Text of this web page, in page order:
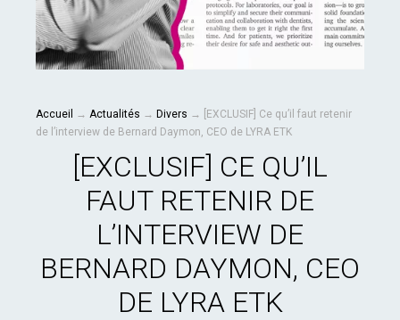
Accueil → Actualités → Divers →
[EXCLUSIF] Ce qu’il faut retenir
de l’interview de Bernard Daymon, CEO de LYRA ETK
[EXCLUSIF] CE QU’IL
FAUT RETENIR DE
L’INTERVIEW DE
BERNARD DAYMON, CEO
DE LYRA ETK